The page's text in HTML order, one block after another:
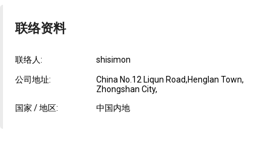
联络资料
联络人: shisimon
公司地址:
China No.12 Liqun Road,Henglan Town,
Zhongshan City,
国家 / 地区:
中国内地